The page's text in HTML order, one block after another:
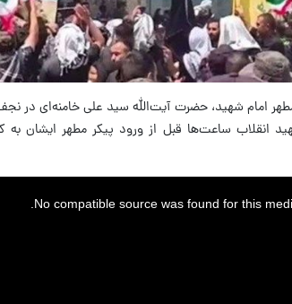
امام شهید، حضرت آیت‌الله سید علی خامنه‌ای در
انقلاب ساعت‌ها قبل از ورود پیکر مطهر ایشان به
No compatible source was found for this